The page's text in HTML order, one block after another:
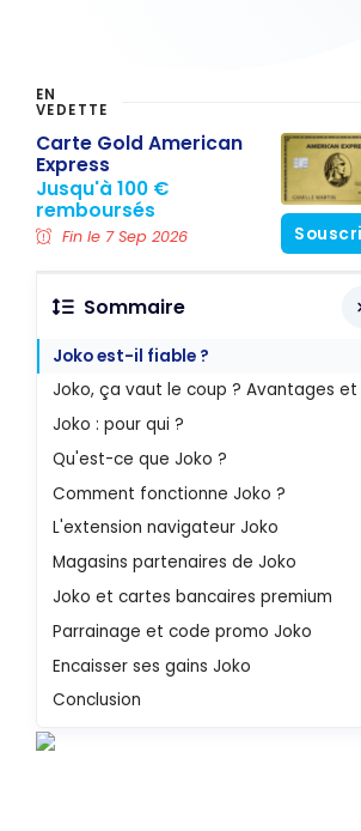
EN
VEDETTE
Carte Gold American
Express
Jusqu'à 100 €
remboursés
Fin le 7 Sep 2026
Sommaire
Joko est-il fiable ?
Joko : pour qui ?
Qu'est-ce que Joko ?
Comment fonctionne Joko ?
L'extension navigateur Joko
Magasins partenaires de Joko
Joko et cartes bancaires premium
Parrainage et code promo Joko
Encaisser ses gains Joko
Conclusion